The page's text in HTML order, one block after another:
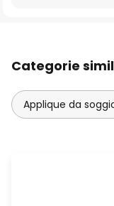
Categorie
Applique da